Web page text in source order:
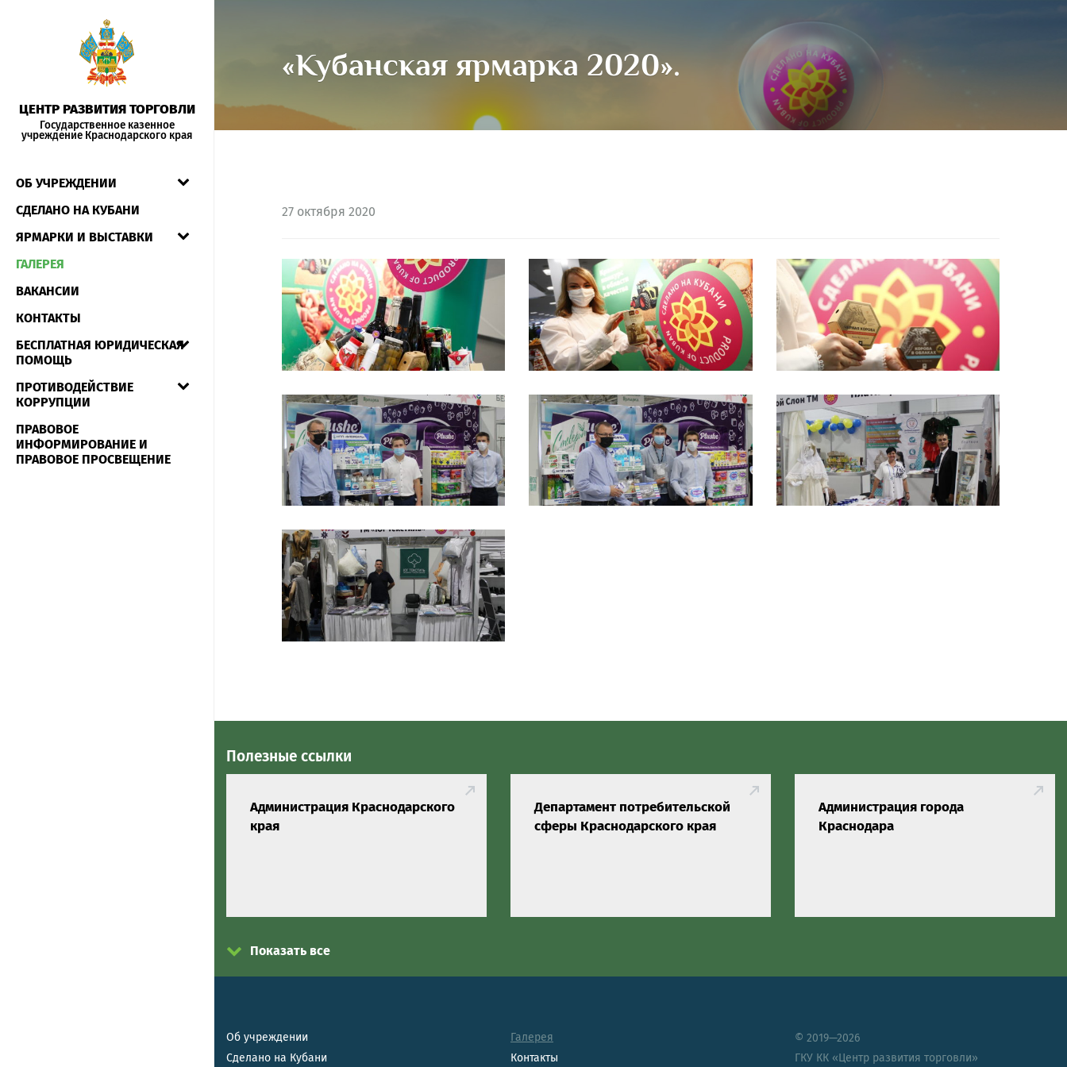
ЦЕНТР РАЗВИТИЯ ТОРГОВЛИ
Государственное казенное
учреждение Краснодарского края
ОБ УЧРЕЖДЕНИИ
СДЕЛАНО НА КУБАНИ
ЯРМАРКИ И ВЫСТАВКИ
ГАЛЕРЕЯ
ВАКАНСИИ
КОНТАКТЫ
БЕСПЛАТНАЯ ЮРИДИЧЕСКАЯ
ПОМОЩЬ
ПРОТИВОДЕЙСТВИЕ
КОРРУПЦИИ
ПРАВОВОЕ
ИНФОРМИРОВАНИЕ И
ПРАВОВОЕ ПРОСВЕЩЕНИЕ
«Кубанская ярмарка 2020».
27 октября 2020
Полезные ссылки
Администрация Краснодарского
края
Департамент потребительской
сферы Краснодарского края
Администрация города
Краснодара
Показать все
Об учреждении
Сделано на Кубани
Галерея
Контакты
© 2019—2026
ГКУ КК «Центр развития торговли»